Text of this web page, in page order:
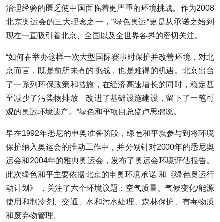
治理经验的匮乏使中国面临着更严重的环境挑战。作为2008
北京奥运会的三大理念之一，”绿色奥运”更是从承诺之始到
现在一直吸引着北京、全国以及全世界各界的密切关注。
“如何在举办这样一次大型国际赛事时保护并改善环境，对北
京而言，既是前所未有的挑战，也是难得的机遇。北京出台
了一系列环保政策和措施，在经济高速增长的同时，稳定甚
至减少了污染物排放，改进了基础设施建设，留下了一笔可
观的奥运环境遗产。”绿色和平项目总监卢思骋说。
早在1992年悉尼的申奥准备阶段，绿色和平就参与到将环境
保护纳入奥运会的推动工作中，并分别针对2000年的悉尼奥
运会和2004年的雅典奥运会，发布了奥运会环境评估报告。
此次绿色和平主要依据北京的申奥环境承诺 和《绿色奥运行
动计划》 ，关注了六个环境议题：空气质量、气候变化/能源
使用和制冷剂、交通、水和污水处理、森林保护、有毒物质
和废弃物管理。